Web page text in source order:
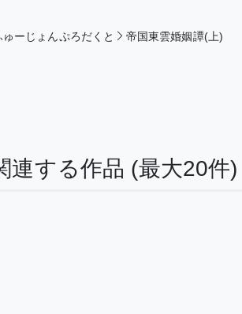
ゅーじょんぷろだくと 帝国東雲婚姻譚(上)
連する作品 (最大20件)